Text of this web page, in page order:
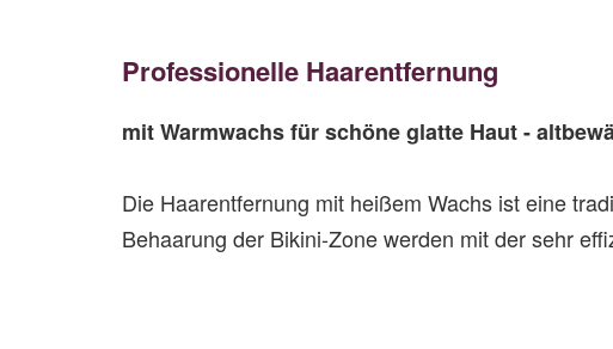
Professionelle Haarentfernung
mit Warmwachs für schöne glatte Haut -
Die Haarentfernung mit heißem Wachs ist eine
Behaarung der Bikini-Zone werden mit der sehr